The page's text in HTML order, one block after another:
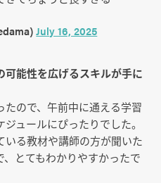
July 16, 2025
性を広げるスキルが手に
ので、午前中に通える学習
ュールにぴったりでした。
る教材や講師の方が聞いた
とてもわかりやすかったで